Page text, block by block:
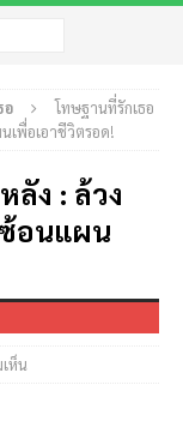
อ
โทษฐานที่รักเธอ
เพื่อเอาชีวิตรอด!
ลัง : ล้วง
อนแผน
ห็น